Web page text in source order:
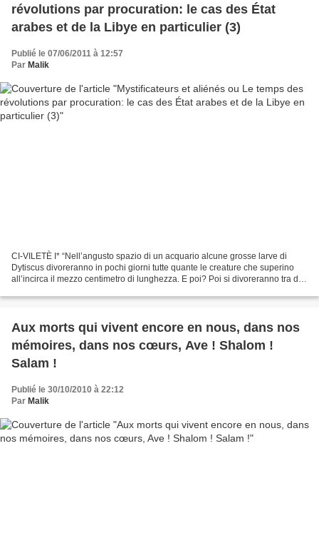
révolutions par procuration: le cas des État
arabes et de la Libye en particulier (3)
Publié le 07/06/2011 à 12:57
Par Malik
CI-VILETÈ I* “Nell’angusto spazio di un acquario alcune grosse larve di
Dytiscus divoreranno in pochi giorni tutte quante le creature che superino
all’incirca il mezzo centimetro di lunghezza. E poi? Poi si divoreranno tra di
Aux morts qui vivent encore en nous, dans nos
mémoires, dans nos cœurs, Ave ! Shalom !
Salam !
Publié le 30/10/2010 à 22:12
Par Malik